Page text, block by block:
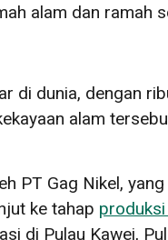
alam dan ramah
di dunia, dengan
alam
PT Gag Nikel,
ke tahap
di Pulau Kawei,